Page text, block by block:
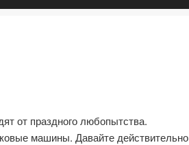
от праздного любопытства.
машины. Давайте действительно